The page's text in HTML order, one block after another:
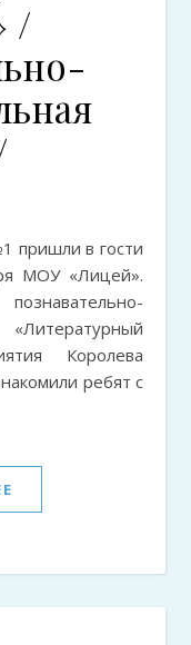
/
МОУ «Лицей».
Королева
ребят с